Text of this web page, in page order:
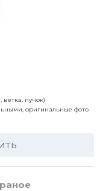
ветка, пучок)
оригинальные фото